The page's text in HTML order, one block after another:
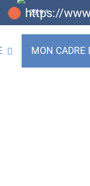
29.9 °
MON CADRE